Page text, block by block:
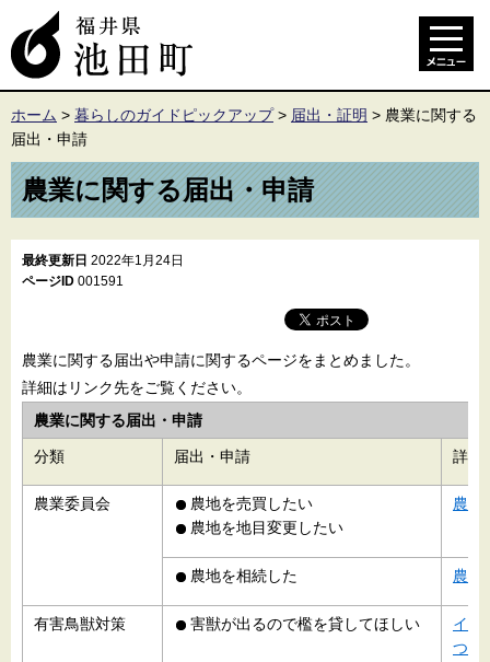
ホーム > 暮らしのガイドピックアップ> 届出・証明 > 農業に関する
届出・申請
農業に関する届出・申請
最終更新日 2022年1月24日
ページID 001591
農業に関する届出や申請に関するページをまとめました。
詳細はリンク先をご覧ください。
農業に関する届出・申請
分類 届出・申請 詳細
農業委員会
農地を売買したい
農地を地目変更したい
農地
農地を相続した 農地
有害鳥獣対策 害獣が出るので檻を貸してほしい
イノ
つい